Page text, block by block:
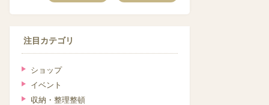
注目カテゴリ
ショップ
イベント
収納・整理整頓